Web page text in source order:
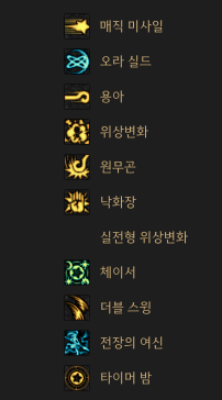
매직 미사일
오라 실드
용아
위상변화
원무곤
낙화장
실전형 위상변화
체이서
더블 스윙
전장의 여신
타이머 밤